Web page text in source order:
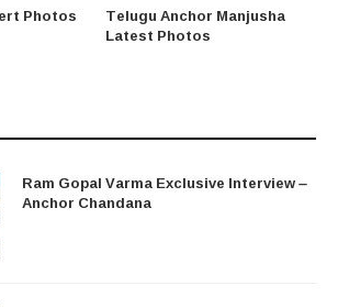
Photos Telugu Anchor Manjusha
Latest Photos
Ram Gopal Varma Exclusive Interview –
Anchor Chandana